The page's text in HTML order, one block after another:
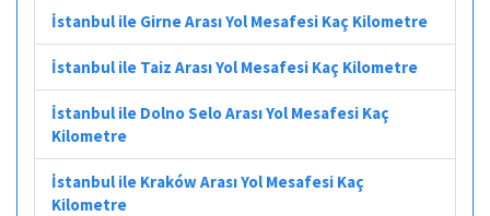
İstanbul ile Girne Arası Yol Mesafesi Kaç Kilometre
İstanbul ile Taiz Arası Yol Mesafesi Kaç Kilometre
İstanbul ile Dolno Selo Arası Yol Mesafesi Kaç
Kilometre
İstanbul ile Kraków Arası Yol Mesafesi Kaç
Kilometre